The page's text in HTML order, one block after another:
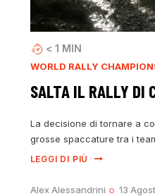
< 1 MIN
WORLD RALLY
SALTA IL RALLY DI
La decisione di tornare a
grosse spaccature tra i
LEGGI DI PIÙ
Alex Alessandrini 13